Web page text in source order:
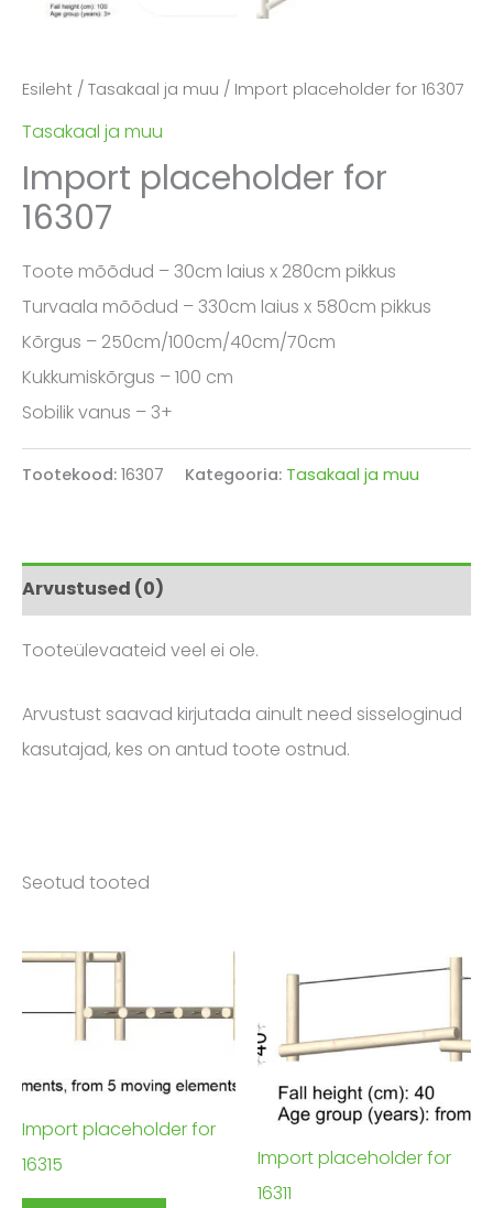
Esileht / Tasakaal ja muu / Import placeholder for 16307
Tasakaal ja muu
Import placeholder for
16307
Toote mõõdud – 30cm laius x 280cm pikkus
Turvaala mõõdud – 330cm laius x 580cm pikkus
Kõrgus – 250cm/100cm/40cm/70cm
Kukkumiskõrgus – 100 cm
Sobilik vanus – 3+
Tootekood: 16307 Kategooria: Tasakaal ja muu
Arvustused (0)
Tooteülevaateid veel ei ole.
Arvustust saavad kirjutada ainult need sisseloginud
kasutajad, kes on antud toote ostnud.
Seotud tooted
Import placeholder for
16315
Import placeholder for
16311